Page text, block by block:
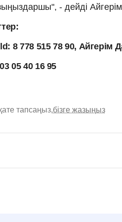
- дейді Айгерім
8 778 515 78 90, Айгерім
05 40 16 95
тапсаңыз,бізге жазыңыз